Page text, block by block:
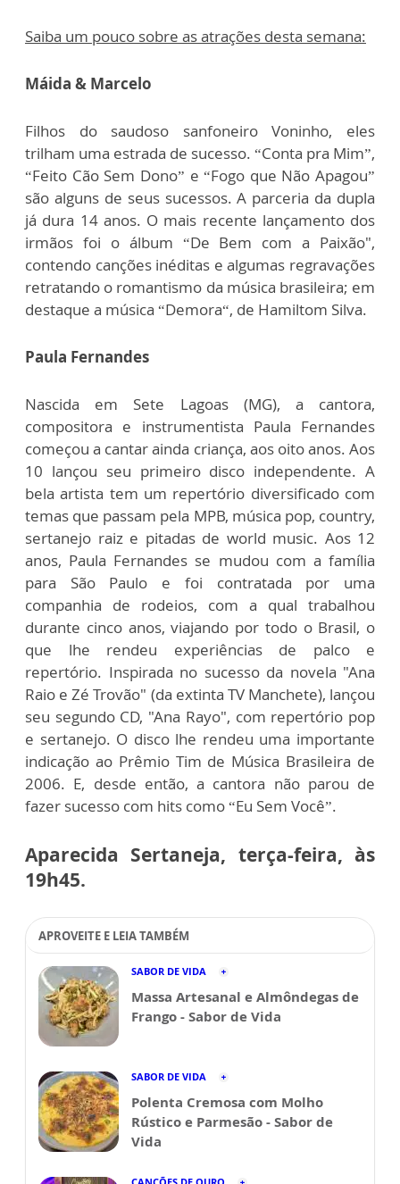
Saiba um pouco sobre as atrações desta semana:
Máida & Marcelo
Filhos do saudoso sanfoneiro Voninho, eles
trilham uma estrada de sucesso. “Conta pra Mim”,
“Feito Cão Sem Dono” e “Fogo que Não Apagou”
são alguns de seus sucessos. A parceria da dupla
já dura 14 anos. O mais recente lançamento dos
irmãos foi o álbum “De Bem com a Paixão",
contendo canções inéditas e algumas regravações
retratando o romantismo da música brasileira; em
destaque a música “Demora“, de Hamiltom Silva.
Paula Fernandes
Nascida em Sete Lagoas (MG), a cantora,
compositora e instrumentista Paula Fernandes
começou a cantar ainda criança, aos oito anos. Aos
10 lançou seu primeiro disco independente. A
bela artista tem um repertório diversificado com
temas que passam pela MPB, música pop, country,
sertanejo raiz e pitadas de world music. Aos 12
anos, Paula Fernandes se mudou com a família
para São Paulo e foi contratada por uma
companhia de rodeios, com a qual trabalhou
durante cinco anos, viajando por todo o Brasil, o
que lhe rendeu experiências de palco e
repertório. Inspirada no sucesso da novela "Ana
Raio e Zé Trovão" (da extinta TV Manchete), lançou
seu segundo CD, "Ana Rayo", com repertório pop
e sertanejo. O disco lhe rendeu uma importante
indicação ao Prêmio Tim de Música Brasileira de
2006. E, desde então, a cantora não parou de
fazer sucesso com hits como “Eu Sem Você”.
Aparecida Sertaneja, terça-feira, às
19h45.
APROVEITE E LEIA TAMBÉM
SABOR DE VIDA
Massa Artesanal e Almôndegas de
Frango - Sabor de Vida
SABOR DE VIDA
Polenta Cremosa com Molho
Rústico e Parmesão - Sabor de
Vida
CANÇÕES DE OURO